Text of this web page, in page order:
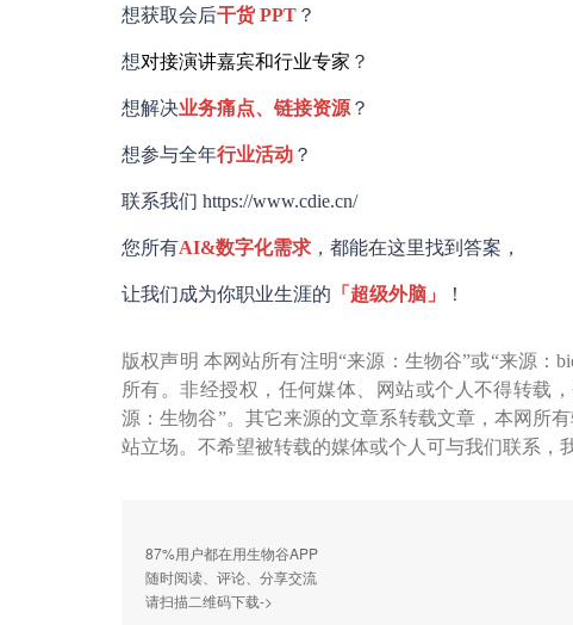
想获取会后干货PPT ？
想对接演讲嘉宾和行业专家 ？
想解决业务痛点、链接资源 ？
想参与全年行业活动 ？
联系我们 https://www.cdie.cn/
您所有AI&数字化需求 ，都能在这里找到答案，
让我们成为你职业生涯的 「超级外脑」 ！
版权声明 本网站所有注明“来源：生物谷”或“来源：
所有。非经授权，任何媒体、网站或个人不得转载
源：生物谷”。其它来源的文章系转载文章，本网所
站立场。不希望被转载的媒体或个人可与我们联系，
87%用户都在用生物谷APP
随时阅读、评论、分享交流
请扫描二维码下载->